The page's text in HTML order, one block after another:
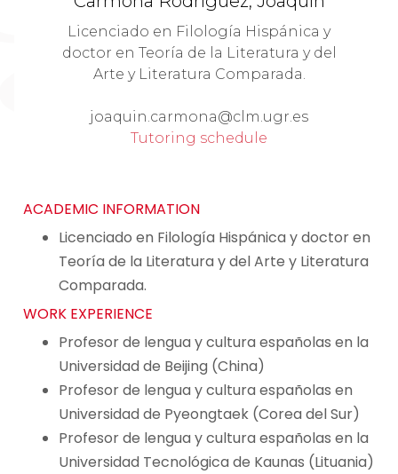
Licenciado en Filología Hispánica y
doctor en Teoría de la Literatura y del
Arte y Literatura Comparada.
joaquin.carmona@clm.ugr.es
Tutoring schedule
ACADEMIC INFORMATION
Licenciado en Filología Hispánica y doctor en
Teoría de la Literatura y del Arte y Literatura
Comparada.
WORK EXPERIENCE
Profesor de lengua y cultura españolas en la
Universidad de Beijing (China)
Profesor de lengua y cultura españolas en
Universidad de Pyeongtaek (Corea del Sur)
Profesor de lengua y cultura españolas en la
Universidad Tecnológica de Kaunas (Lituania)